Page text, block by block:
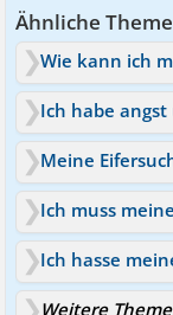
Ähnliche
Ich hasse
Weitere